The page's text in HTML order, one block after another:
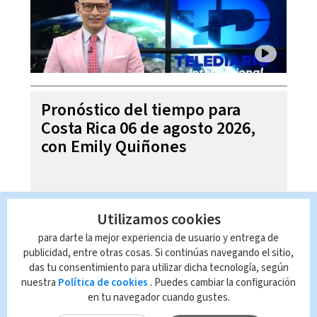
Pronóstico del tiempo para
Costa Rica 06 de agosto 2026,
con Emily Quiñones
Utilizamos cookies
para darte la mejor experiencia de usuario y entrega de
publicidad, entre otras cosas. Si continúas navegando el sitio,
das tu consentimiento para utilizar dicha tecnología, según
nuestra Política de cookies . Puedes cambiar la configuración
en tu navegador cuando gustes.